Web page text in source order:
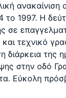
το 1997. Η
σε
τεχνικό
διάρκεια
στην οδό
Εύκολη